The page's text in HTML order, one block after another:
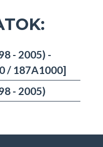
- 2005) -
/ 187A1000]
- 2005)